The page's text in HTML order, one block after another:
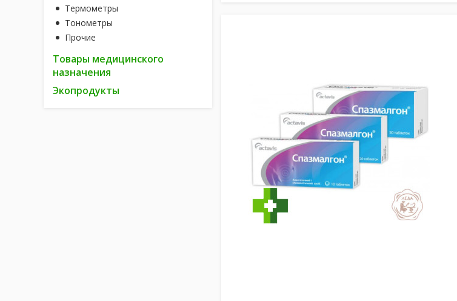
Термометры
Тонометры
Прочие
Товары медицинского
назначения
Экопродукты